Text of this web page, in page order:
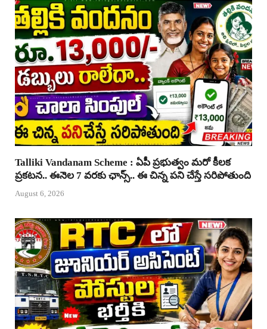
Talliki Vandanam Scheme : ఏపీ ప్రభుత్వం మరో కీలక
ప్రకటన.. ఈనెల 7 వరకు ఛాన్స్.. ఈ చిన్న పని చేస్తే సరిపోతుంది
August 6, 2026